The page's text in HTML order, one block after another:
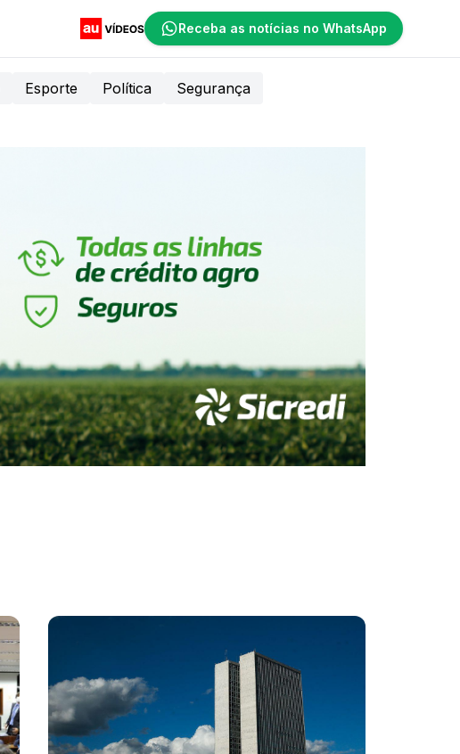
Receba as notícias no WhatsApp
Esporte Política Segurança